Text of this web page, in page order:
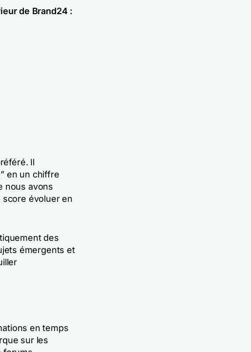
de Brand24 :
Il
en un chiffre
nous avons
score évoluer en
des
émergents et
en temps
sur les